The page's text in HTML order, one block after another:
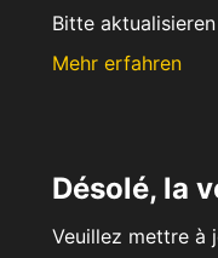
Bitte
Mehr erfahren
Désolé, la
Veuillez mettre à